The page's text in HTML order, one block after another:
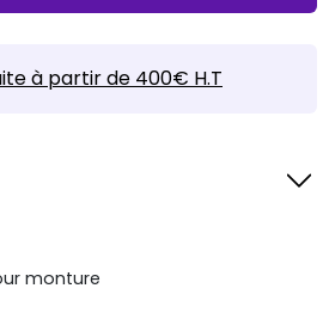
à partir de 400€ H.T
monture